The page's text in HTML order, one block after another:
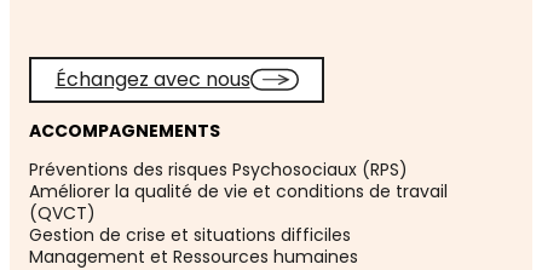
Échangez avec nous
ACCOMPAGNEMENTS
Préventions des risques Psychosociaux (RPS)
Améliorer la qualité de vie et conditions de travail
(QVCT)
Gestion de crise et situations difficiles
Management et Ressources humaines